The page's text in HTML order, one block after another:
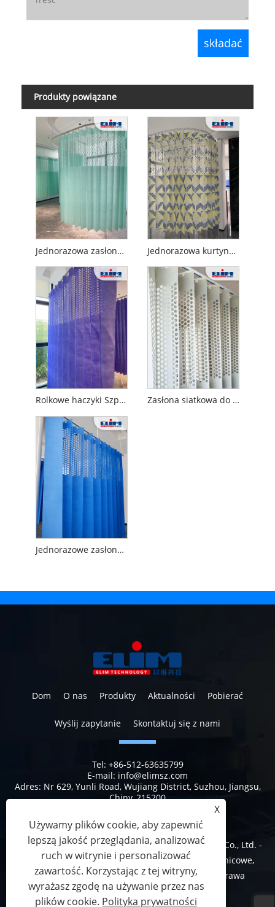
Produkty powiązane
Jednorazowa zasłona z integralnej perforowanej siatki w jednolitym kolorze Jednorazowa kurtyna z integralną perforowaną siatką z nadrukowanym wzorem
Rolkowe haczyki Szpitalne antybakteryjne zasłony zapewniające prywatność Zasłona siatkowa do łóżka z przegrodą szpitalną
Jednorazowe zasłony zapewniające prywatność z oczkami
Dom O nas Produkty Aktualności Pobierać
Wyślij zapytanie Skontaktuj się z nami
Tel: +86-512-63635799
E-mail: info@elimsz.com
Adres: Nr 629, Yunli Road, Wujiang District, Suzhou, Jiangsu,
Chiny, 215200
Copyright © 2023 Suzhou Elim Medical Technology Co., Ltd. -
Kurtyna jednorazowa, jednorazowe zasłony prysznicowe,
standardowa zasłona jednorazowa - Wszelkie prawa
zastrzeżone
X
Używamy plików cookie, aby zapewnić
lepszą jakość przeglądania, analizować
ruch w witrynie i personalizować
zawartość. Korzystając z tej witryny,
wyrażasz zgodę na używanie przez nas
plików cookie. Polityka prywatności